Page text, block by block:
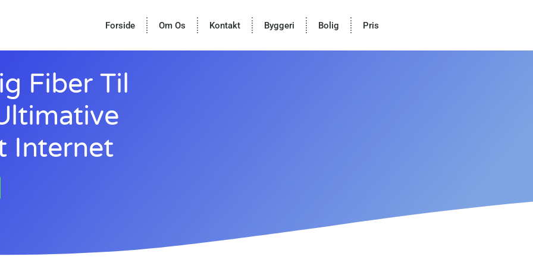
Forside Om Os Kontakt Byggeri Bolig Pris
Fiber Til
Internet